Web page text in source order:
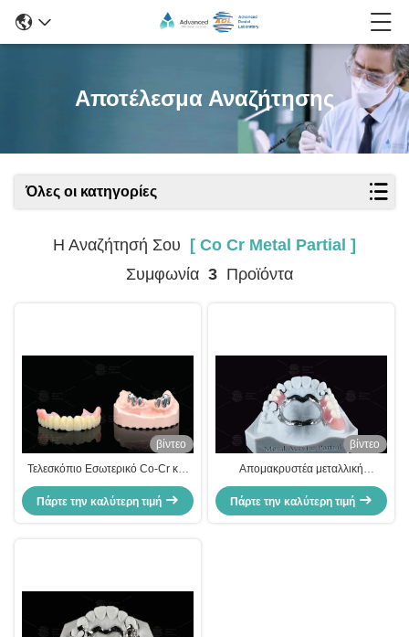
Αποτέλεσμα Αναζήτησης
Όλες οι κατηγορίες
Η Αναζήτησή Σου [ Co Cr Metal Partial ]
Συμφωνία 3Προϊόντα
βίντεο
Τελεσκόπιο Εσωτερικό Co-Cr και
Εξωτερικό Co-Cr Μεταλλικό με
σύνθετο
Πάρτε την καλύτερη τιμή
βίντεο
Απομακρυστέα μεταλλική
ακρυλική μερική οδοντοστοιχία με
κλειδαριά για μερική μάσησηση
Πάρτε την καλύτερη τιμή